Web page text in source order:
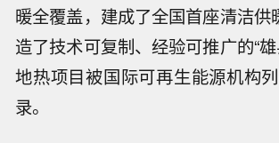
暖全覆盖，建成了全国首座清洁供
造了技术可复制、经验可推广的“
地热项目被国际可再生能源机构
录。